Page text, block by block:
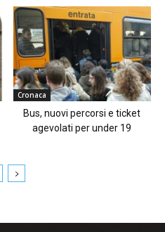
Cronaca
Bus, nuovi percorsi e ticket
agevolati per under 19